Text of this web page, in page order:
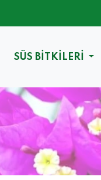
SÜS BİTKİLERİ